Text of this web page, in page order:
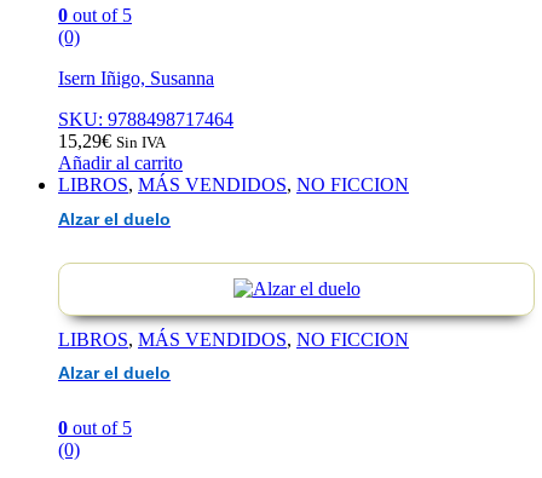
0 out of 5
(0)
Isern Iñigo, Susanna
SKU: 9788498717464
15,29€ Sin IVA
Añadir al carrito
LIBROS, MÁS VENDIDOS, NO FICCION
Alzar el duelo
LIBROS, MÁS VENDIDOS, NO FICCION
Alzar el duelo
0 out of 5
(0)